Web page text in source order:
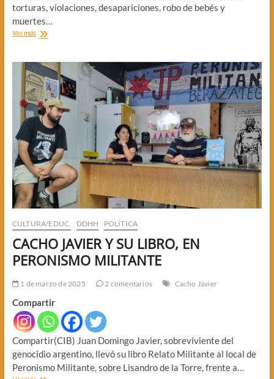
torturas, violaciones, desapariciones, robo de bebés y
muertes…
Ver másMES
MEMORIA,
VERDAD
Y
JUSTICIA
CULTURA/EDUC. DDHH POLÍTICA
CACHO JAVIER Y SU LIBRO, EN
PERONISMO MILITANTE
1 de marzo de 2025 2 comentarios Cacho Javier
Compartir
Compartir(CIB) Juan Domingo Javier, sobreviviente del
genocidio argentino, llevó su libro Relato Militante al local de
Peronismo Militante, sobre Lisandro de la Torre, frente a…